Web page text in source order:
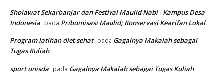
Sholawat Sekarbanjar dan Festival Maulid Nabi - Kampus Desa
Indonesia pada Pribumisasi Maulid; Konservasi Kearifan Lokal
Program latihan diet sehat pada Gagalnya Makalah sebagai
Tugas Kuliah
sport unisda pada Gagalnya Makalah sebagai Tugas Kuliah